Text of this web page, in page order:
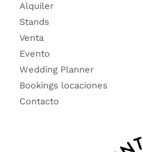
Alquiler
Stands
Venta
Evento
Wedding Planner
Bookings locaciones
Contacto